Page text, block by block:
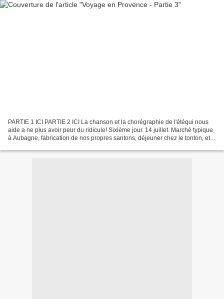
PARTIE 1 ICI PARTIE 2 ICI La chanson et la chorégraphie de l'étéqui nous
aide a ne plus avoir peur du ridicule! Sixième jour. 14 juillet. Marché typique
à Aubagne, fabrication de nos propres santons, déjeuner chez le tonton, et